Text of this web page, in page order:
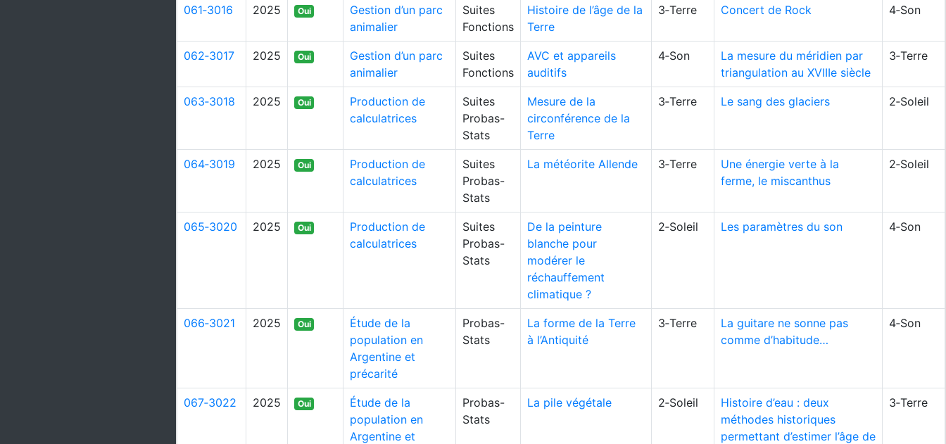
061‑3016 2025 Oui
Gestion d’un parc
animalier
Suites
Fonctions
Histoire de l’âge de la
Terre
3‑Terre Concert de Rock 4‑Son
062‑3017 2025 Oui
Gestion d’un parc
animalier
Suites
Fonctions
AVC et appareils
auditifs
4‑Son
La mesure du méridien par
triangulation au XVIIIe siècle
3‑Terre
063‑3018 2025 Oui
Production de
calculatrices
Suites
Probas-
Stats
Mesure de la
circonférence de la
Terre
3‑Terre Le sang des glaciers 2‑Soleil
064‑3019 2025 Oui
Production de
calculatrices
Suites
Probas-
Stats
La météorite Allende 3‑Terre
Une énergie verte à la
ferme, le miscanthus
2‑Soleil
065‑3020 2025 Oui
Production de
calculatrices
Suites
Probas-
Stats
De la peinture
blanche pour
modérer le
réchauffement
climatique ?
2‑Soleil Les paramètres du son 4‑Son
066‑3021 2025 Oui
Étude de la
population en
Argentine et
précarité
Probas-
Stats
La forme de la Terre
à l’Antiquité
3‑Terre
La guitare ne sonne pas
comme d’habitude…
4‑Son
067‑3022 2025 Oui
Étude de la
population en
Argentine et
Probas-
Stats
La pile végétale 2‑Soleil
Histoire d’eau : deux
méthodes historiques
permettant d’estimer l’âge de
3‑Terre